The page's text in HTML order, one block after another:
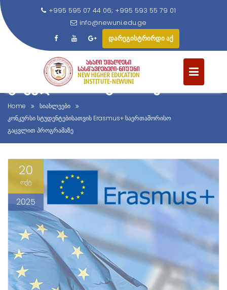
p
o
+995 595 07 44 06; +995 593 55 79 01
info@newuni.edu.ge
დარეგისტრირდი აქ
ᲙᲝᲜᲙᲣᲠᲡᲘ ᲡᲢᲣᲓᲔᲜᲢᲔᲑᲘᲡᲐᲗᲕᲘᲡ
ERASMUS+ ᲡᲐᲔᲠᲗᲐᲨᲝᲠᲘᲡᲝ
ᲒᲐᲪᲕᲚᲘᲗ ᲞᲠᲝᲒᲠᲐᲛᲐᲖᲔ
Home
სიახლეები
კონკურსი სტუდენტებისათვის Erasmus+ საერთაშორისო
გაცვლით პროგრამაზე
20
ოქტ
2025